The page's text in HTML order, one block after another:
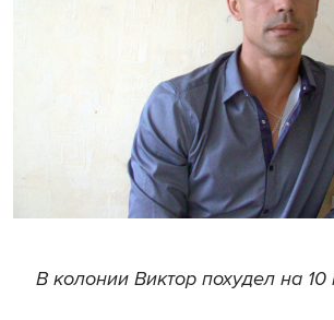
В колонии Виктор похудел на